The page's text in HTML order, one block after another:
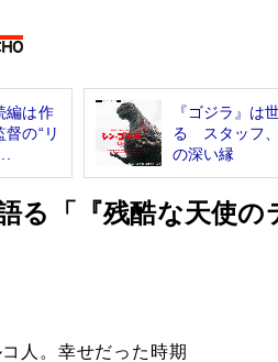
編は作
の“リ
『ゴジラ』は
る スタッフ
の深い縁
る「『残酷な天使
人。幸せだった時期